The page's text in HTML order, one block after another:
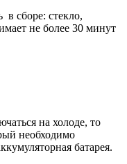
сборе: стекло,
не более 30 минут
на холоде, то
необходимо
батарея.